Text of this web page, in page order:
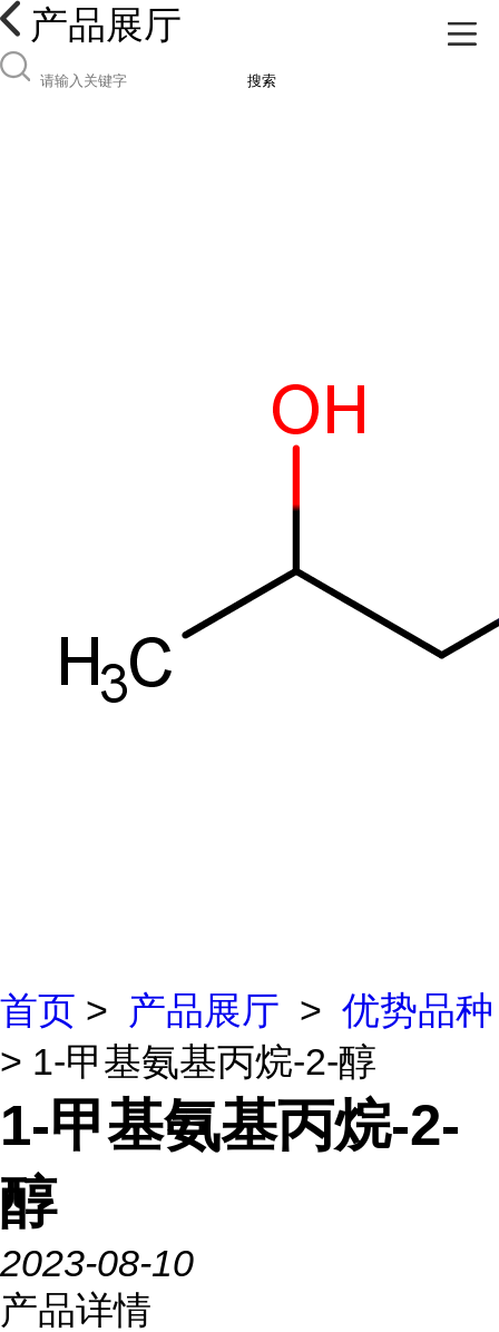
产品展厅
搜索
首页 > 产品展厅 > 优势品种
> 1-甲基氨基丙烷-2-醇
1-甲基氨基丙烷-2-
醇
2023-08-10
产品详情